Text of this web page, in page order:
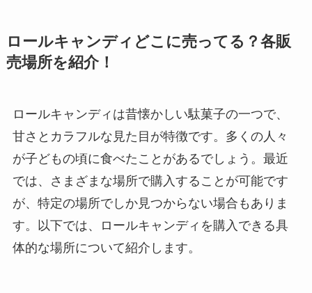
ロールキャンディどこに売ってる？各販
売場所を紹介！
ロールキャンディは昔懐かしい駄菓子の一つで、
甘さとカラフルな見た目が特徴です。多くの人々
が子どもの頃に食べたことがあるでしょう。最近
では、さまざまな場所で購入することが可能です
が、特定の場所でしか見つからない場合もありま
す。以下では、ロールキャンディを購入できる具
体的な場所について紹介します。